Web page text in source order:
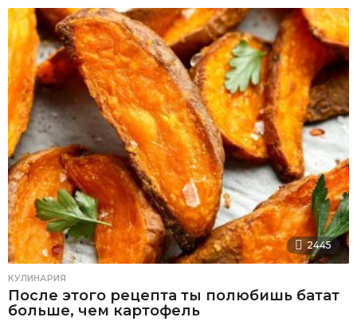
2445
КУЛИНАРИЯ
После этого рецепта ты полюбишь батат
больше, чем картофель